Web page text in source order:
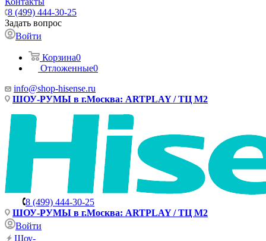
8 (499) 444-30-25
Задать вопрос
Войти
Корзина0
Отложенные0
info@shop-hisense.ru
ШОУ-РУМЫ в г.Москва: ARTPLAY / ТЦ М2
8 (499) 444-30-25
ШОУ-РУМЫ в г.Москва: ARTPLAY / ТЦ М2
Войти
Шоу-